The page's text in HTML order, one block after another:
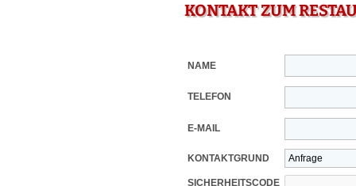
KONTAKT ZUM
NAME
TELEFON
E-MAIL
KONTAKTGRUND
SICHERHEITSCODE